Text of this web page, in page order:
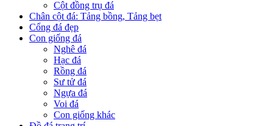
Cột đồng trụ đá
Chân cột đá: Tảng bồng, Tảng bẹt
Cổng đá đẹp
Con giống đá
Nghê đá
Hạc đá
Rồng đá
Sư tử đá
Ngựa đá
Voi đá
Con giống khác